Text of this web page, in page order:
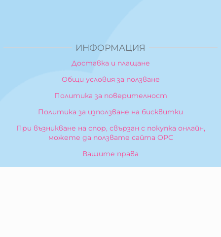
ИНФОРМАЦИЯ
Доставка и плащане
Общи условия за ползване
Политика за поверителност
Политика за използване на бисквитки
При възникване на спор, свързан с покупка онлайн,
можете да ползвате сайта ОРС
Вашите права
Отказ от сделка